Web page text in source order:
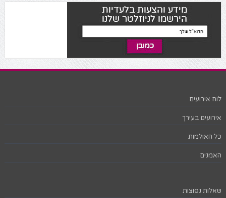
לוח אירועים
אירועים בעירך
כל האולמות
האמנים
שאלות נפוצות